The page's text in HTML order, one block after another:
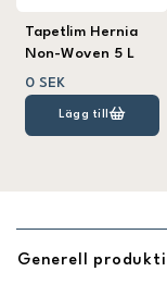
Tapetlim Hernia
Non-Woven 5 L
0 SEK
Lägg till
Generell